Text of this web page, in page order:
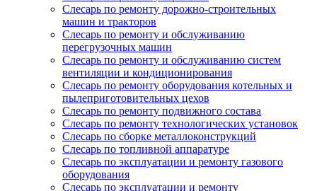
Слесарь по ремонту дорожно-строительных
машин и тракторов
Слесарь по ремонту и обслуживанию
перегрузочных машин
Слесарь по ремонту и обслуживанию систем
вентиляции и кондиционирования
Слесарь по ремонту оборудования котельных и
пылеприготовительных цехов
Слесарь по ремонту подвижного состава
Слесарь по ремонту технологических установок
Слесарь по сборке металлоконструкций
Слесарь по топливной аппаратуре
Слесарь по эксплуатации и ремонту газового
оборудования
Слесарь по эксплуатации и ремонту